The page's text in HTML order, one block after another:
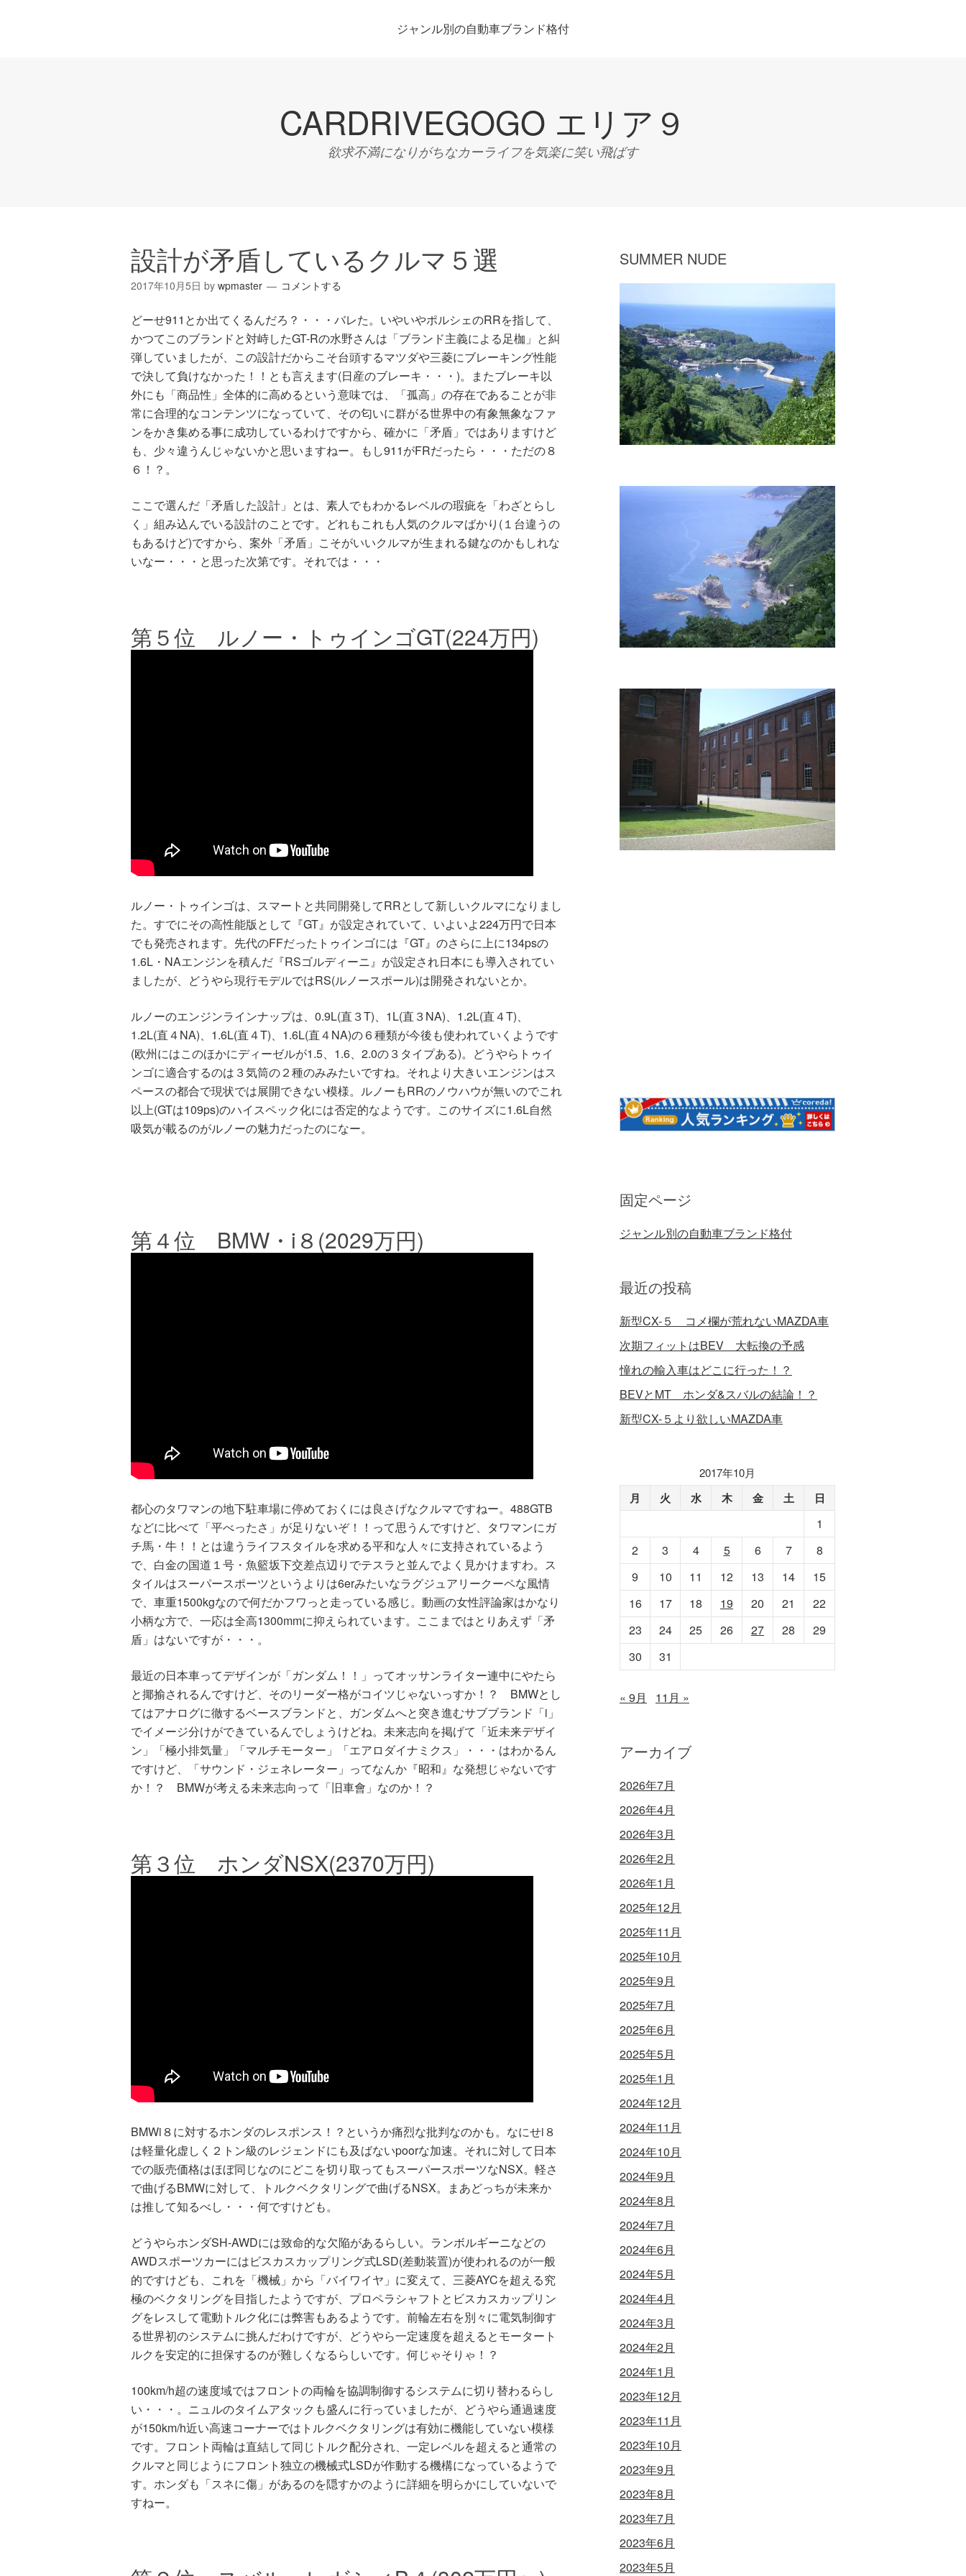
ジャンル別の自動車ブランド格付
CARDRIVEGOGO エリア９
欲求不満になりがちなカーライフを気楽に笑い飛ばす
設計が矛盾しているクルマ５選
2017年10月5日 by wpmaster コメントする
どーせ911とか出てくるんだろ？・・・バレた。いやいやポルシェのRRを指して、
かつてこのブランドと対峙したGT-Rの水野さんは「ブランド主義による足枷」と糾
弾していましたが、この設計だからこそ台頭するマツダや三菱にブレーキング性能
で決して負けなかった！！とも言えます(日産のブレーキ・・・)。またブレーキ以
外にも「商品性」全体的に高めるという意味では、「孤高」の存在であることが非
常に合理的なコンテンツになっていて、その匂いに群がる世界中の有象無象なファ
ンをかき集める事に成功しているわけですから、確かに「矛盾」ではありますけど
も、少々違うんじゃないかと思いますねー。もし911がFRだったら・・・ただの８
６！？。
ここで選んだ「矛盾した設計」とは、素人でもわかるレベルの瑕疵を「わざとらし
く」組み込んでいる設計のことです。どれもこれも人気のクルマばかり(１台違うの
もあるけど)ですから、案外「矛盾」こそがいいクルマが生まれる鍵なのかもしれな
いなー・・・と思った次第です。それでは・・・
第５位 ルノー・トゥインゴGT(224万円)
ルノー・トゥインゴは、スマートと共同開発してRRとして新しいクルマになりまし
た。すでにその高性能版として『GT』が設定されていて、いよいよ224万円で日本
でも発売されます。先代のFFだったトゥインゴには『GT』のさらに上に134psの
1.6L・NAエンジンを積んだ『RSゴルディーニ』が設定され日本にも導入されてい
ましたが、どうやら現行モデルではRS(ルノースポール)は開発されないとか。
ルノーのエンジンラインナップは、0.9L(直３T)、1L(直３NA)、1.2L(直４T)、
1.2L(直４NA)、1.6L(直４T)、1.6L(直４NA)の６種類が今後も使われていくようです
(欧州にはこのほかにディーゼルが1.5、1.6、2.0の３タイプある)。どうやらトゥイ
ンゴに適合するのは３気筒の２種のみみたいですね。それより大きいエンジンはス
ペースの都合で現状では展開できない模様。ルノーもRRのノウハウが無いのでこれ
以上(GTは109ps)のハイスペック化には否定的なようです。このサイズに1.6L自然
吸気が載るのがルノーの魅力だったのになー。
第４位 BMW・i８(2029万円)
都心のタワマンの地下駐車場に停めておくには良さげなクルマですねー。488GTB
などに比べて「平べったさ」が足りないぞ！！って思うんですけど、タワマンにガ
チ馬・牛！！とは違うライフスタイルを求める平和な人々に支持されているよう
で、白金の国道１号・魚籃坂下交差点辺りでテスラと並んでよく見かけますわ。ス
タイルはスーパースポーツというよりは6erみたいなラグジュアリークーペな風情
で、車重1500kgなので何だかフワっと走っている感じ。動画の女性評論家はかなり
小柄な方で、一応は全高1300mmに抑えられています。ここまではとりあえず「矛
盾」はないですが・・・。
最近の日本車ってデザインが「ガンダム！！」ってオッサンライター連中にやたら
と揶揄されるんですけど、そのリーダー格がコイツじゃないっすか！？ BMWとし
てはアナログに徹するベースブランドと、ガンダムへと突き進むサブブランド「i」
でイメージ分けができているんでしょうけどね。未来志向を掲げて「近未来デザイ
ン」「極小排気量」「マルチモーター」「エアロダイナミクス」・・・はわかるん
ですけど、「サウンド・ジェネレーター」ってなんか『昭和』な発想じゃないです
か！？ BMWが考える未来志向って「旧車會」なのか！？
第３位 ホンダNSX(2370万円)
BMWi８に対するホンダのレスポンス！？というか痛烈な批判なのかも。なにせi８
は軽量化虚しく２トン級のレジェンドにも及ばないpoorな加速。それに対して日本
での販売価格はほぼ同じなのにどこを切り取ってもスーパースポーツなNSX。軽さ
で曲げるBMWに対して、トルクベクタリングで曲げるNSX。まあどっちが未来か
は推して知るべし・・・何ですけども。
どうやらホンダSH-AWDには致命的な欠陥があるらしい。ランボルギーニなどの
AWDスポーツカーにはビスカスカップリング式LSD(差動装置)が使われるのが一般
的ですけども、これを「機械」から「バイワイヤ」に変えて、三菱AYCを超える究
極のベクタリングを目指したようですが、プロペラシャフトとビスカスカップリン
グをレスして電動トルク化には弊害もあるようです。前輪左右を別々に電気制御す
る世界初のシステムに挑んだわけですが、どうやら一定速度を超えるとモータート
ルクを安定的に担保するのが難しくなるらしいです。何じゃそりゃ！？
100km/h超の速度域ではフロントの両輪を協調制御するシステムに切り替わるらし
い・・・。ニュルのタイムアタックも盛んに行っていましたが、どうやら通過速度
が150km/h近い高速コーナーではトルクベクタリングは有効に機能していない模様
です。フロント両輪は直結して同じトルク配分され、一定レベルを超えると通常の
クルマと同じようにフロント独立の機械式LSDが作動する機構になっているようで
す。ホンダも「スネに傷」があるのを隠すかのように詳細を明らかにしていないで
すねー。
SUMMER NUDE
固定ページ
ジャンル別の自動車ブランド格付
最近の投稿
新型CX-５ コメ欄が荒れないMAZDA車
次期フィットはBEV 大転換の予感
憧れの輸入車はどこに行った！？
BEVとMT ホンダ&スバルの結論！？
新型CX-５より欲しいMAZDA車
2017年10月
月 火 水 木 金 土 日
1
2
3 4 5 6 7
8
9
10 11 12 13 14
15
16
17 18 19 20 21
22
23
24 25 26 27 28
29
30
31
« 9月 11月 »
アーカイブ
2026年7月
2026年4月
2026年3月
2026年2月
2026年1月
2025年12月
2025年11月
2025年10月
2025年9月
2025年7月
2025年6月
2025年5月
2025年1月
2024年12月
2024年11月
2024年10月
2024年9月
2024年8月
2024年7月
2024年6月
2024年5月
2024年4月
2024年3月
2024年2月
2024年1月
2023年12月
2023年11月
2023年10月
2023年9月
2023年8月
2023年7月
2023年6月
2023年5月